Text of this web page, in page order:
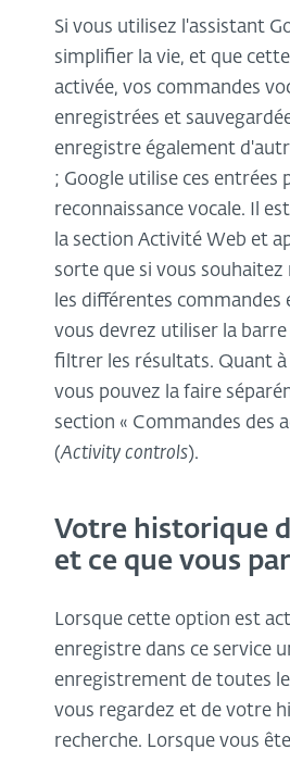
Si vous utilisez l'assistant
simplifier la vie, et que
activée, vos commandes
enregistrées et
enregistre également
; Google utilise ces entrées
reconnaissance vocale. Il
la section Activité Web et
sorte que si vous
les différentes commandes
vous devrez utiliser la
filtrer les résultats. Quant à
vous pouvez la faire
section « Commandes des
(Activity controls).
Votre historique
et ce que vous
Lorsque cette option est
enregistre dans ce service
enregistrement de toutes
vous regardez et de votre
recherche. Lorsque vous